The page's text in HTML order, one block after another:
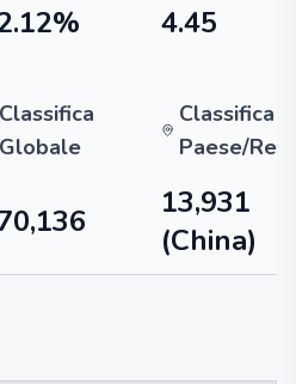
4.45
Classifica
Globale
Classifica
Paese/
13,931
(China)